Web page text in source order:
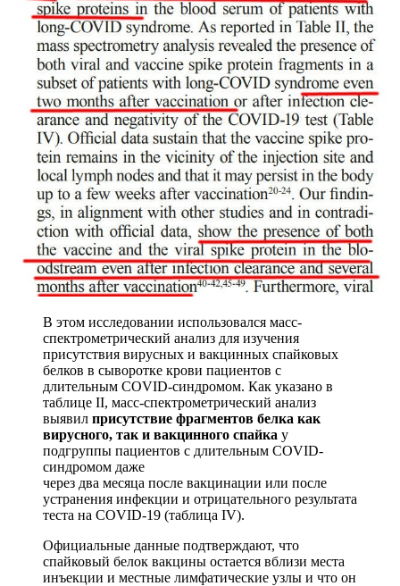
В этом исследовании использовался масс-
спектрометрический анализ для изучения
присутствия вирусных и вакцинных спайковых
белков в сыворотке крови пациентов с
длительным COVID-синдромом. Как указано в
таблице II, масс-спектрометрический анализ
выявил присутствие фрагментов белка как
вирусного, так и вакцинного спайка у
подгруппы пациентов с длительным COVID-
синдромом даже
через два месяца после вакцинации или после
устранения инфекции и отрицательного результата
теста на COVID-19 (таблица IV).
Официальные данные подтверждают, что
спайковый белок вакцины остается вблизи места
инъекции и местные лимфатические узлы и что он